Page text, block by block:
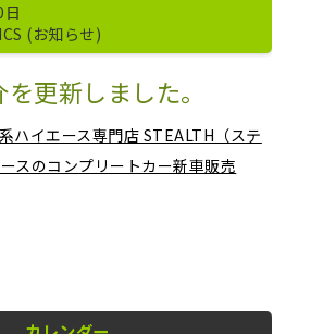
(お知らせ)
更新しました。
ハイエース専門店 STEALTH（ステ
スのコンプリートカー新車販売